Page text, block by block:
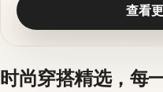
查看
时尚穿搭精选，每